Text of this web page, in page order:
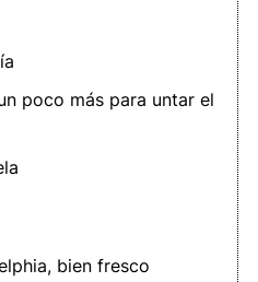
poco más para untar el
bien fresco